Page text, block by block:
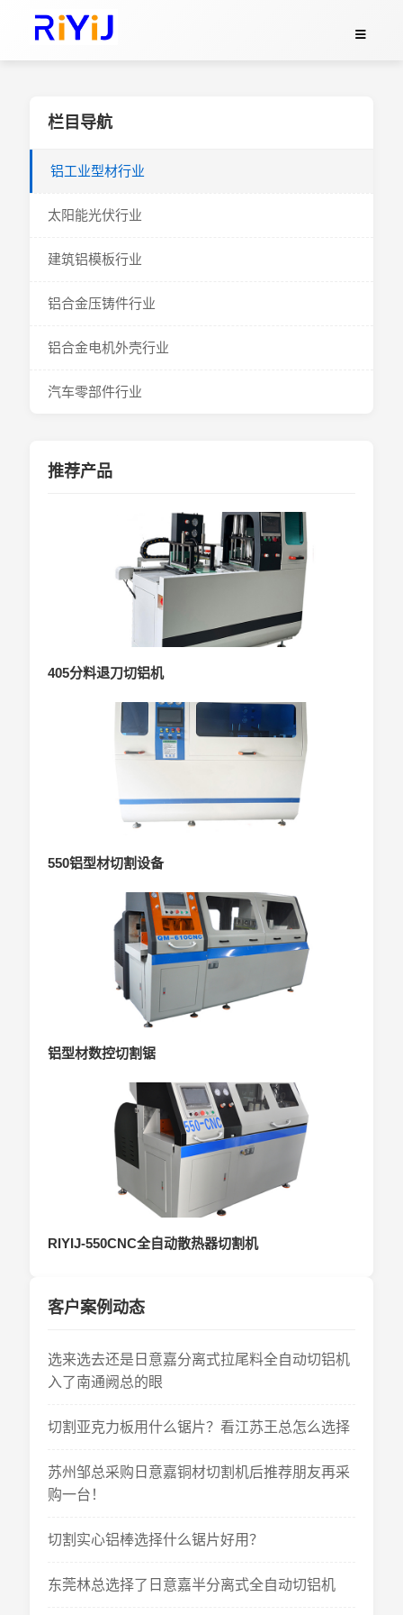
栏目导航
铝工业型材行业
太阳能光伏行业
建筑铝模板行业
铝合金压铸件行业
铝合金电机外壳行业
汽车零部件行业
推荐产品
405分料退刀切铝机
550铝型材切割设备
铝型材数控切割锯
RIYIJ-550CNC全自动散热器切割机
客户案例动态
选来选去还是日意嘉分离式拉尾料全自动切铝机
入了南通阙总的眼
切割亚克力板用什么锯片？看江苏王总怎么选择
苏州邹总采购日意嘉铜材切割机后推荐朋友再采
购一台！
切割实心铝棒选择什么锯片好用？
东莞林总选择了日意嘉半分离式全自动切铝机